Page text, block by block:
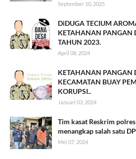
September 10, 2025
DiDUGA TECIUM
KETAHANAN PANGAN
TAHUN 2023.
April 08, 2024
KETAHANAN PANGAN
KECAMATAN BUAY
KORUPSI..
Januari 03, 2024
Tim kasat Reskrim
menangkap salah satu
Mei 07, 2024